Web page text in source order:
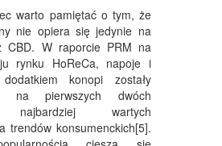
warto pamiętać o tym, że
nie opiera się jedynie na
CBD. W raporcie PRM na
rynku HoReCa, napoje i
konopi zostały
na pierwszych dwóch
najbardziej wartych
trendów konsumenckich[5].